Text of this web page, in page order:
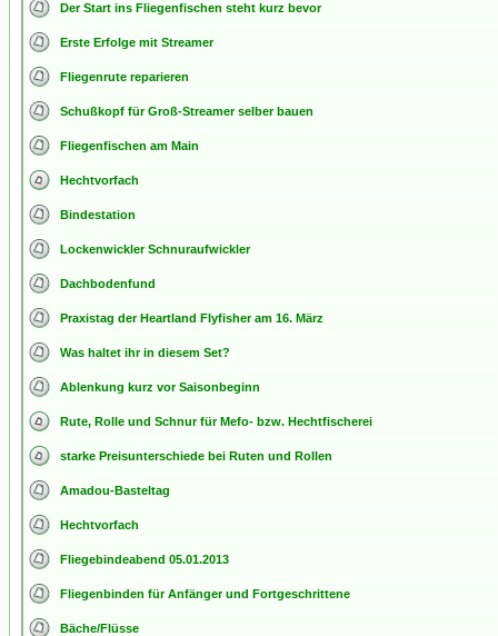
Der Start ins Fliegenfischen steht kurz bevor
Erste Erfolge mit Streamer
Fliegenrute reparieren
Schußkopf für Groß-Streamer selber bauen
Fliegenfischen am Main
Hechtvorfach
Bindestation
Lockenwickler Schnuraufwickler
Dachbodenfund
Praxistag der Heartland Flyfisher am 16. März
Was haltet ihr in diesem Set?
Ablenkung kurz vor Saisonbeginn
Rute, Rolle und Schnur für Mefo- bzw. Hechtfischerei
starke Preisunterschiede bei Ruten und Rollen
Amadou-Basteltag
Hechtvorfach
Fliegebindeabend 05.01.2013
Fliegenbinden für Anfänger und Fortgeschrittene
Bäche/Flüsse